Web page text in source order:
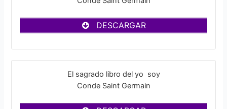
DESCARGAR
El sagrado libro del yo soy
Conde Saint Germain